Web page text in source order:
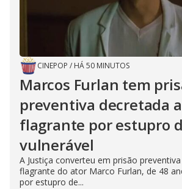
CINEPOP / HÁ 50 MINUTOS
Marcos Furlan tem
preventiva decretada
flagrante por estupro
vulnerável
A Justiça converteu em prisão
flagrante do ator Marco Furlan, de 48
por estupro de...